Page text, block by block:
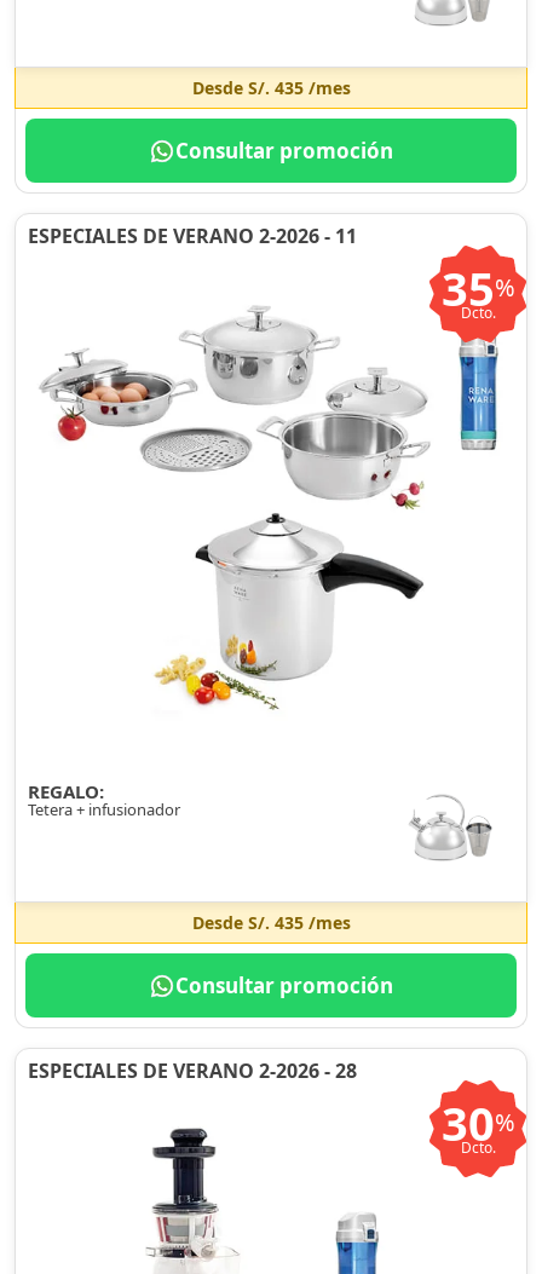
Desde S/. 435/mes
Consultar promoción
ESPECIALES DE VERANO 2-2026 - 11
35%
Dcto.
REGALO:
Tetera + infusionador
Desde S/. 435/mes
Consultar promoción
ESPECIALES DE VERANO 2-2026 - 28
30%
Dcto.